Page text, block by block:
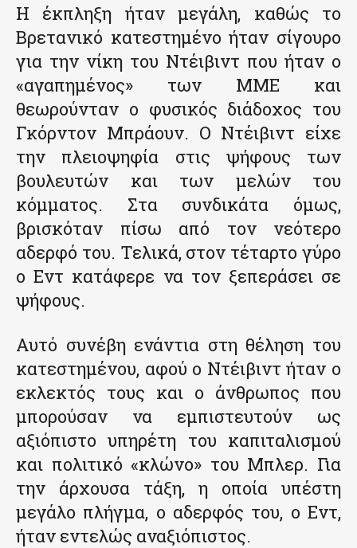
Η έκπληξη ήταν μεγάλη, καθώς το
Βρετανικό κατεστημένο ήταν σίγουρο
για την νίκη του Ντέιβιντ που ήταν ο
«αγαπημένος» των ΜΜΕ και
θεωρούνταν ο φυσικός διάδοχος του
Γκόρντον Μπράουν. Ο Ντέιβιντ είχε
την πλειοψηφία στις ψήφους των
βουλευτών και των μελών του
κόμματος. Στα συνδικάτα όμως,
βρισκόταν πίσω από τον νεότερο
αδερφό του. Τελικά, στον τέταρτο γύρο
ο Εντ κατάφερε να τον ξεπεράσει σε
ψήφους.
Αυτό συνέβη ενάντια στη θέληση του
κατεστημένου, αφού ο Ντέιβιντ ήταν ο
εκλεκτός τους και ο άνθρωπος που
μπορούσαν να εμπιστευτούν ως
αξιόπιστο υπηρέτη του καπιταλισμού
και πολιτικό «κλώνο» του Μπλερ. Για
την άρχουσα τάξη, η οποία υπέστη
μεγάλο πλήγμα, ο αδερφός του, ο Εντ,
ήταν εντελώς αναξιόπιστος.